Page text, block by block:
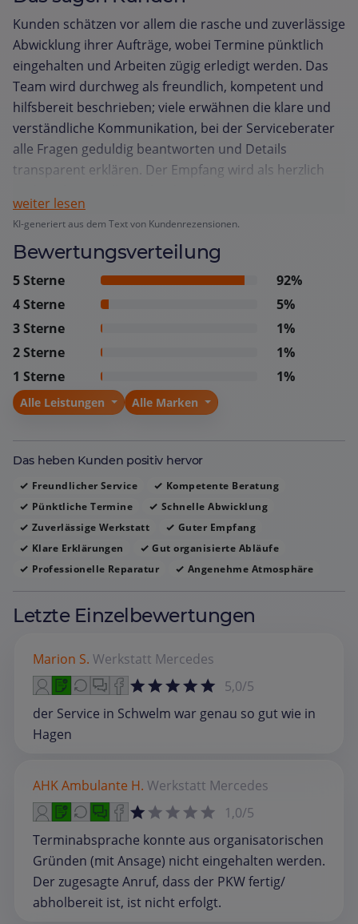
Kunden schätzen vor allem die rasche und zuverlässige
Abwicklung ihrer Aufträge, wobei Termine pünktlich
eingehalten und Arbeiten zügig erledigt werden. Das
Team wird durchweg als freundlich, kompetent und
hilfsbereit beschrieben; viele erwähnen die klare und
verständliche Kommunikation, bei der Serviceberater
alle Fragen geduldig beantworten und Details
transparent erklären. Der Empfang wird als herzlich
Haus als angenehm und gut organisiert. Fachliche
Expertise wird besonders hervorgehoben – von
Inspektionen nach Herstellervorgaben bis zu schnellen
Reifenwechseln und präzisen Reparaturen. Kunden
Service, was zu wiederholten Besuchen und
Weiterempfehlungen führt. Insgesamt entsteht der
Eindruck eines serviceorientierten Unternehmens, das
durch Zuverlässigkeit, Fachkenntnis und persönliche
Betreuung überzeugt.
weiter lesen
KI-generiert aus dem Text von Kundenrezensionen.
Bewertungsverteilung
5 Sterne
92%
4 Sterne
5%
3 Sterne
1%
2 Sterne
1%
1 Sterne
1%
Alle Leistungen Alle Marken
Das heben Kunden positiv hervor
Freundlicher Service
Kompetente Beratung
Pünktliche Termine
Schnelle Abwicklung
Zuverlässige Werkstatt
Guter Empfang
Klare Erklärungen
Gut organisierte Abläufe
Professionelle Reparatur
Angenehme Atmosphäre
Letzte Einzelbewertungen
Marion S. Werkstatt Mercedes
5,0/5
der Service in Schwelm war genau so gut wie in
Hagen
AHK Ambulante H. Werkstatt Mercedes
1,0/5
Terminabsprache konnte aus organisatorischen
Gründen (mit Ansage) nicht eingehalten werden.
Der zugesagte Anruf, dass der PKW fertig/
abholbereit ist, ist nicht erfolgt.